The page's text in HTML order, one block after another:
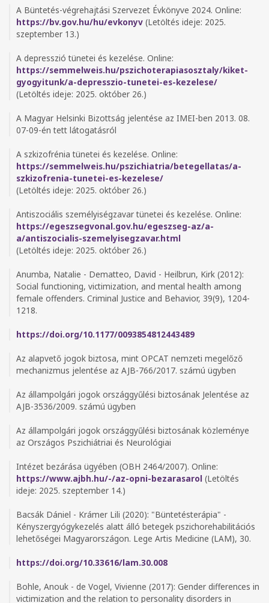
A Büntetés-végrehajtási Szervezet Évkönyve 2024. Online:
https://bv.gov.hu/hu/evkonyv (Letöltés ideje: 2025.
szeptember 13.)
A depresszió tünetei és kezelése. Online:
https://semmelweis.hu/pszichoterapiasosztaly/kiket-
gyogyitunk/a-depresszio-tunetei-es-kezelese/
(Letöltés ideje: 2025. október 26.)
A Magyar Helsinki Bizottság jelentése az IMEI-ben 2013. 08.
07-09-én tett látogatásról
A szkizofrénia tünetei és kezelése. Online:
https://semmelweis.hu/pszichiatria/betegellatas/a-
szkizofrenia-tunetei-es-kezelese/
(Letöltés ideje: 2025. október 26.)
Antiszociális személyiségzavar tünetei és kezelése. Online:
https://egeszsegvonal.gov.hu/egeszseg-az/a-
a/antiszocialis-szemelyisegzavar.html
(Letöltés ideje: 2025. október 26.)
Anumba, Natalie - Dematteo, David - Heilbrun, Kirk (2012):
Social functioning, victimization, and mental health among
female offenders. Criminal Justice and Behavior, 39(9), 1204-
1218.
https://doi.org/10.1177/0093854812443489
Az alapvető jogok biztosa, mint OPCAT nemzeti megelőző
mechanizmus jelentése az AJB-766/2017. számú ügyben
Az állampolgári jogok országgyűlési biztosának Jelentése az
AJB-3536/2009. számú ügyben
Az állampolgári jogok országgyűlési biztosának közleménye
az Országos Pszichiátriai és Neurológiai
Intézet bezárása ügyében (OBH 2464/2007). Online:
https://www.ajbh.hu/-/az-opni-bezarasarol (Letöltés
ideje: 2025. szeptember 14.)
Bacsák Dániel - Krámer Lili (2020): "Büntetésterápia" -
Kényszergyógykezelés alatt álló betegek pszichorehabilitációs
lehetőségei Magyarországon. Lege Artis Medicine (LAM), 30.
https://doi.org/10.33616/lam.30.008
Bohle, Anouk - de Vogel, Vivienne (2017): Gender differences in
victimization and the relation to personality disorders in